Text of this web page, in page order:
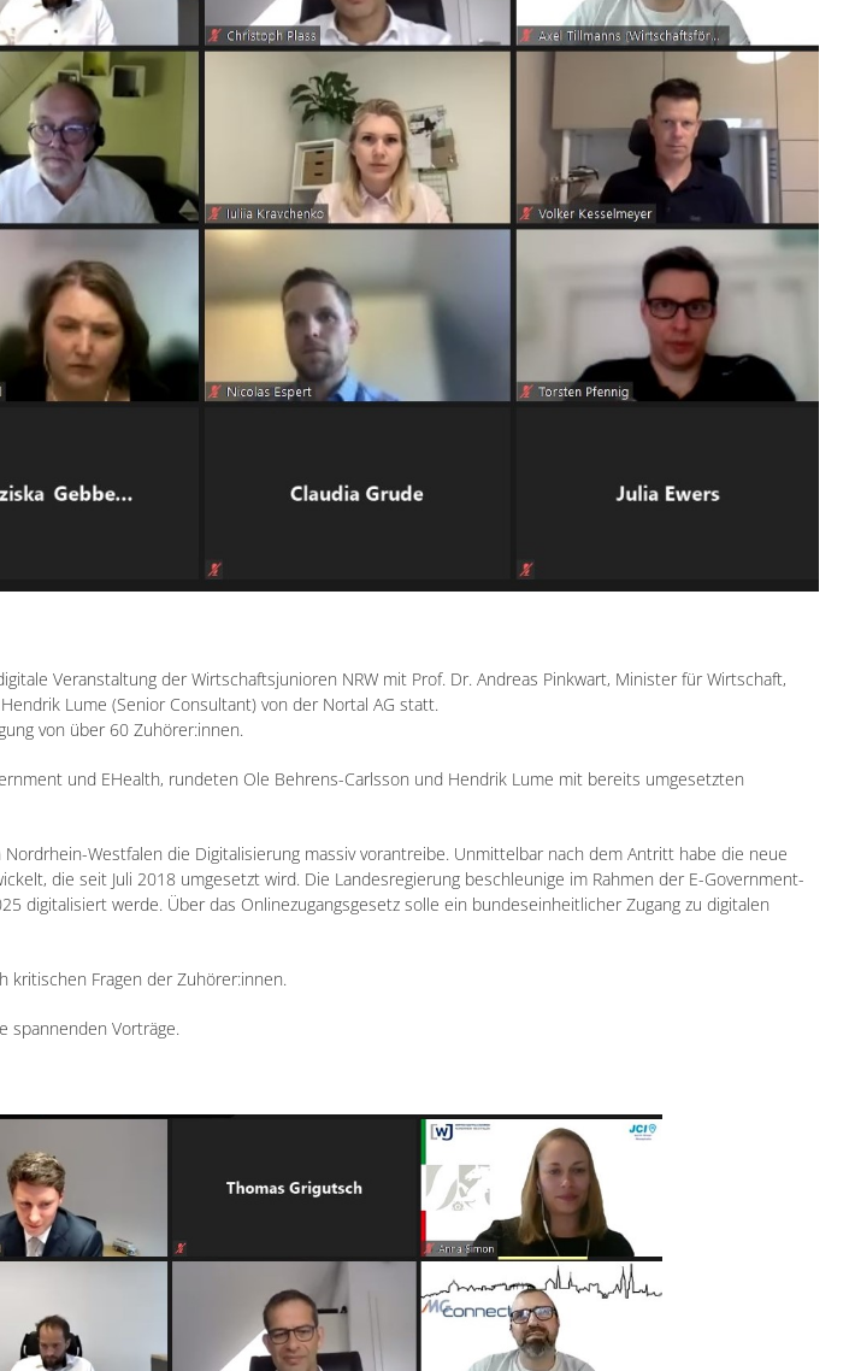
Veranstaltung der Wirtschaftsjunioren NRW mit Prof. Dr. Andreas Pinkwart, Minister für Wirtschaft,
Lume (Senior Consultant) von der Nortal AG statt.
von über 60 Zuhörer:innen.
und EHealth, rundeten Ole Behrens-Carlsson und Hendrik Lume mit bereits umgesetzten
Westfalen die Digitalisierung massiv vorantreibe. Unmittelbar nach dem Antritt habe die neue
die seit Juli 2018 umgesetzt wird. Die Landesregierung beschleunige im Rahmen der E-Government-
digitalisiert werde. Über das Onlinezugangsgesetz solle ein bundeseinheitlicher Zugang zu digitalen
kritischen Fragen der Zuhörer:innen.
spannenden Vorträge.